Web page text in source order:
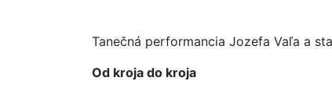
Tanečná performancia Jozefa Vaľa a
Od kroja do kroja